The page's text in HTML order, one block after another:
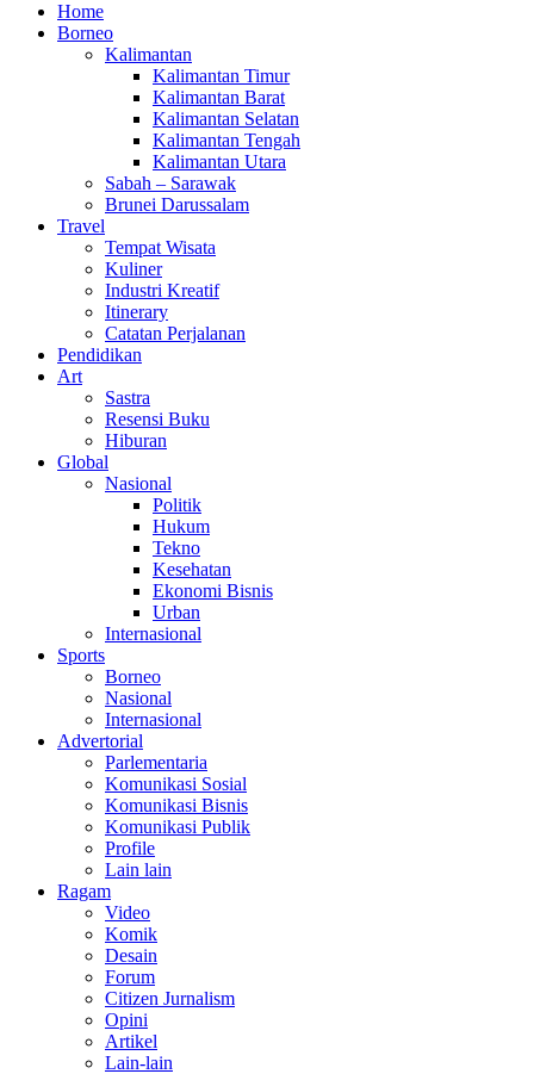
Home
Borneo
Kalimantan
Kalimantan Timur
Kalimantan Barat
Kalimantan Selatan
Kalimantan Tengah
Kalimantan Utara
Sabah – Sarawak
Brunei Darussalam
Travel
Tempat Wisata
Kuliner
Industri Kreatif
Itinerary
Catatan Perjalanan
Pendidikan
Art
Sastra
Resensi Buku
Hiburan
Global
Nasional
Politik
Hukum
Tekno
Kesehatan
Ekonomi Bisnis
Urban
Internasional
Sports
Borneo
Nasional
Internasional
Advertorial
Parlementaria
Komunikasi Sosial
Komunikasi Bisnis
Komunikasi Publik
Profile
Lain lain
Ragam
Video
Komik
Desain
Forum
Citizen Jurnalism
Opini
Artikel
Lain-lain